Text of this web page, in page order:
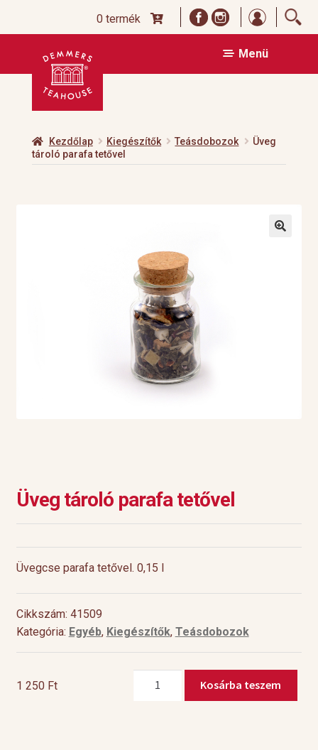
0 termék
Ugrás
navigációhoz
Kilépés
tartalomba
Menü
Kezdőlap Kiegészítők Teásdobozok
Üveg
tároló parafa tetővel
Üveg tároló parafa tetővel
Üvegcse parafa tetővel. 0,15 l
Cikkszám: 41509
Kategória: Egyéb, Kiegészítők, Teásdobozok
1 250 Ft
tároló
Kosárba teszem